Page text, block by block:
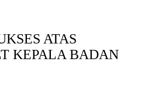
ATAS
KEPALA BADAN